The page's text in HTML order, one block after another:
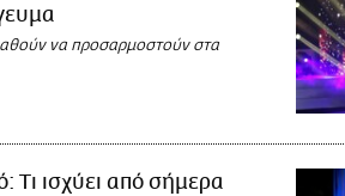
να προσαρμοστούν στα
Τι ισχύει από σήμερα